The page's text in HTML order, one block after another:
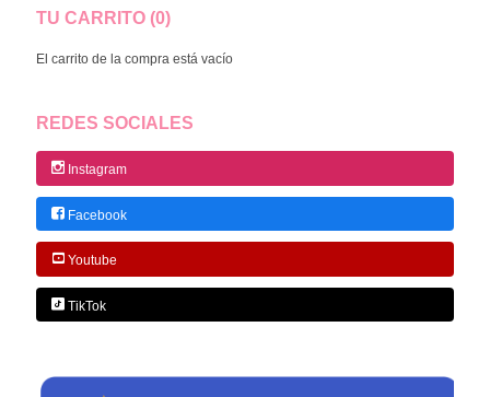
TU CARRITO (0)
El carrito de la compra está vacío
REDES SOCIALES
Instagram
Facebook
Youtube
TikTok